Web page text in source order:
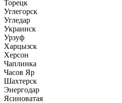
Торецк
Углегорск
Угледар
Украинск
Урзуф
Харцызск
Херсон
Чаплинка
Часов Яр
Шахтерск
Энергодар
Ясиноватая